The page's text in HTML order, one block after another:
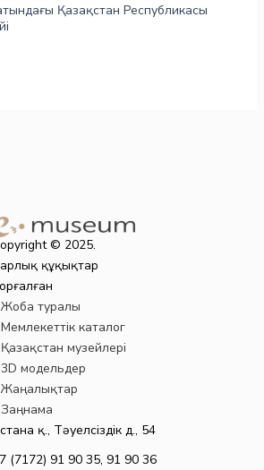
Қазақстан Республикасы
© 2025.
құқықтар
Жоба туралы
Мемлекеттік каталог
Қазақстан музейлері
3D модельдер
Жаңалықтар
Заңнама
қ., Тәуелсіздік д., 54
(7172) 91 90 35, 91 90 36